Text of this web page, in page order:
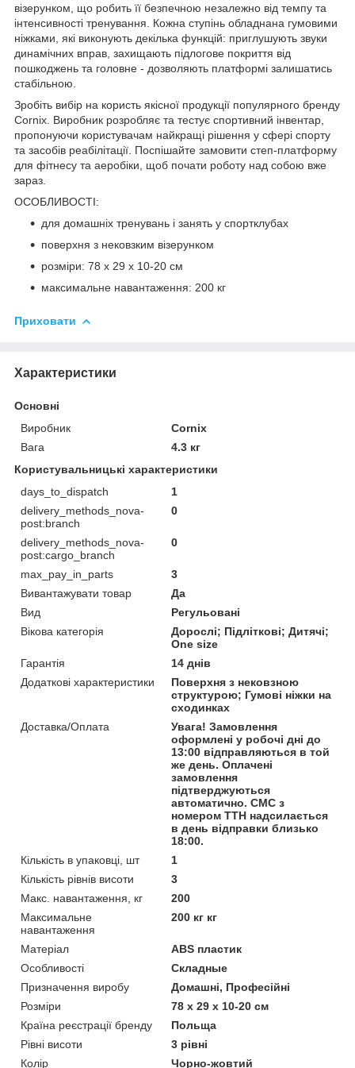
візерунком, що робить її безпечною незалежно від темпу та
інтенсивності тренування. Кожна ступінь обладнана гумовими
ніжками, які виконують декілька функцій: приглушують звуки
динамічних вправ, захищають підлогове покриття від
пошкоджень та головне - дозволяють платформі залишатись
стабільною.
Зробіть вибір на користь якісної продукції популярного бренду
Cornix . Виробник розробляє та тестує спортивний інвентар,
пропонуючи користувачам найкращі рішення у сфері спорту
та засобів реабілітації. Поспішайте замовити степ-платформу
для фітнесу та аеробіки, щоб почати роботу над собою вже
зараз.
ОСОБЛИВОСТІ:
для домашніх тренувань і занять у спортклубах
поверхня з нековзким візерунком
розміри: 78 х 29 х 10-20 см
максимальне навантаження: 200 кг
Приховати
Характеристики
Основні
Виробник
Cornix
Вага
4.3 кг
Користувальницькі характеристики
days_to_dispatch
1
delivery_methods_nova-
post:branch
0
delivery_methods_nova-
post:cargo_branch
0
max_pay_in_parts
3
Вивантажувати товар
Да
Вид
Регульовані
Вікова категорія
Дорослі; Підліткові; Дитячі;
One size
Гарантія
14 днів
Додаткові характеристики
Поверхня з нековзною
структурою; Гумові ніжки на
сходинках
Доставка/Оплата
Увага! Замовлення
оформлені у робочі дні до
13:00 відправляються в той
же день. Оплачені
замовлення
підтверджуються
автоматично. СМС з
номером ТТН надсилається
в день відправки близько
18:00.
Кількість в упаковці, шт
1
Кількість рівнів висоти
3
Макс. навантаження, кг
200
Максимальне
навантаження
200 кг кг
Матеріал
ABS пластик
Особливості
Складные
Призначення виробу
Домашні, Професійні
Розміри
78 х 29 х 10-20 см
Країна реєстрації бренду
Польща
Рівні висоти
3 рівні
Колір
Чорно-жовтий